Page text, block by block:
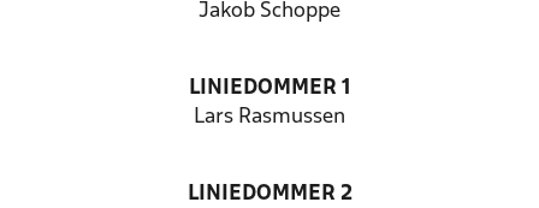
Jakob Schoppe
LINIEDOMMER 1
Lars Rasmussen
LINIEDOMMER 2